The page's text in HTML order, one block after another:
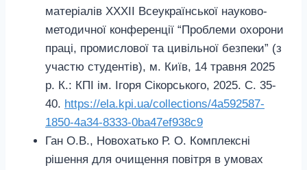
матеріалів ХХХІІ Всеукраїнської науково-
методичної конференції “Проблеми охорони
праці, промислової та цивільної безпеки” (з
участю студентів), м. Київ, 14 травня 2025
р. К.: КПІ ім. Ігоря Сікорського, 2025. С. 35-
40. https://ela.kpi.ua/collections/4a592587-
1850-4a34-8333-0ba47ef938c9
Ган О.В., Новохатько Р. О. Комплексні
рішення для очищення повітря в умовах